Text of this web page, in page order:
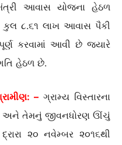
આવાસ યોજના હેઠળ
૮.૬૧ લાખ આવાસ પૈકી
કરવામાં આવી છે જયારે
હેઠળ છે.
– ગ્રામ્ય વિસ્તારના
અને તેમનું જીવનધોરણ ઊંચું
૨૦ નવેમ્બર ૨૦૧૬થી